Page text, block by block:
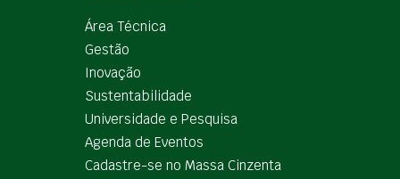
Área Técnica
Gestão
Inovação
Sustentabilidade
Universidade e Pesquisa
Agenda de Eventos
Cadastre-se no Massa Cinzenta